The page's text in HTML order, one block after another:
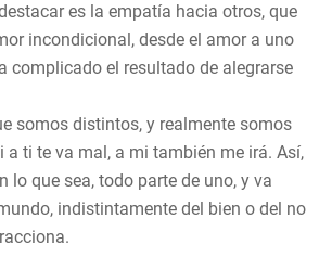
es la empatía hacia otros, que
incondicional, desde el amor a uno
complicado el resultado de alegrarse
somos distintos, y realmente somos
a ti te va mal, a mi también me irá. Así,
lo que sea, todo parte de uno, y va
indistintamente del bien o del no